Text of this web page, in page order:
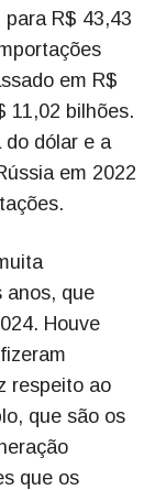
R$ 43,43
em R$
11,02 bilhões.
do dólar e a
em 2022
anos, que
Houve
respeito ao
que são os
que os